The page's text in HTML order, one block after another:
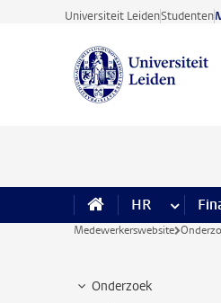
Ga direct naar de inhoud
Universiteit LeidenStudenten
HR meer
Medewerkerswebsite
Onderzoek